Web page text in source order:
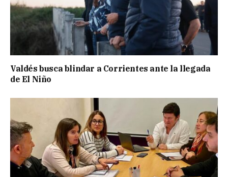
Valdés busca blindar a Corrientes ante la llegada
de El Niño